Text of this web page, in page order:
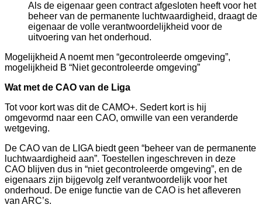
Als de eigenaar geen contract afgesloten heeft voor het
beheer van de permanente luchtwaardigheid, draagt de
eigenaar de volle verantwoordelijkheid voor de
uitvoering van het onderhoud.
Mogelijkheid A noemt men “gecontroleerde omgeving”,
mogelijkheid B “Niet gecontroleerde omgeving”
Wat met de CAO van de Liga
Tot voor kort was dit de CAMO+. Sedert kort is hij
omgevormd naar een CAO, omwille van een veranderde
wetgeving.
De CAO van de LIGA biedt geen “beheer van de permanente
luchtwaardigheid aan”. Toestellen ingeschreven in deze
CAO blijven dus in “niet gecontroleerde omgeving”, en de
eigenaars zijn bijgevolg zelf verantwoordelijk voor het
onderhoud. De enige functie van de CAO is het afleveren
van ARC’s.